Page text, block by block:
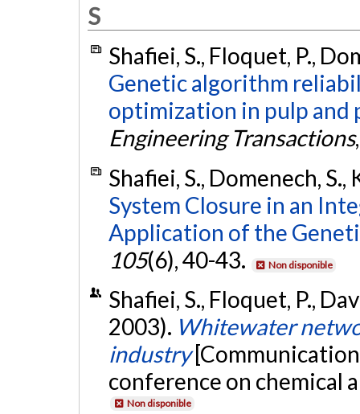
S
Shafiei, S., Floquet, P.,
Genetic algorithm
optimization in pulp and
Engineering Transactions
Shafiei, S., Domenech, S.,
System Closure in an
Application of the
105(6), 40-43. Non disponible
Shafiei, S., Floquet, P.,
2003). Whitewater
industry
conference on chemical
Non disponible